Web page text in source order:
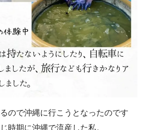
ので沖縄に行こうとなったのです
時期に沖縄で流産した私。